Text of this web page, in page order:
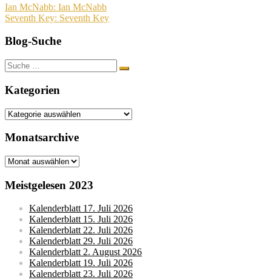
Beitragsnavigation
Ian McNabb: Ian McNabb
Seventh Key: Seventh Key
Blog-Suche
Suche
nach:
Kategorien
Kategorien
Monatsarchive
Monatsarchive
Meistgelesen 2023
Kalenderblatt 17. Juli 2026
Kalenderblatt 15. Juli 2026
Kalenderblatt 22. Juli 2026
Kalenderblatt 29. Juli 2026
Kalenderblatt 2. August 2026
Kalenderblatt 19. Juli 2026
Kalenderblatt 23. Juli 2026